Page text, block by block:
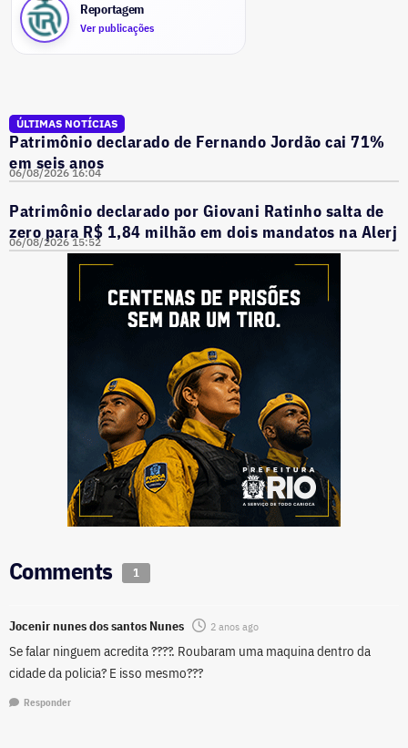
Reportagem
Ver publicações
ÚLTIMAS NOTÍCIAS
Patrimônio declarado de Fernando Jordão cai 71%
em seis anos
06/08/2026 16:04
Patrimônio declarado por Giovani Ratinho salta de
zero para R$ 1,84 milhão em dois mandatos na Alerj
06/08/2026 15:52
Comments 1
Jocenir nunes dos santos Nunes 2 anos ago
Se falar ninguem acredita ????. Roubaram uma maquina dentro da
cidade da policia? E isso mesmo???
Responder